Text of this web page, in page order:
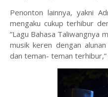
Penonton lainnya, yakni
mengaku cukup terhibur
”Lagu Bahasa Taliwangnya
musik keren dengan
dan teman- teman terhibur,”